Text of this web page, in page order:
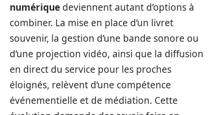
numérique deviennent autant d’options à
combiner. La mise en place d’un livret
souvenir, la gestion d’une bande sonore ou
d’une projection vidéo, ainsi que la diffusion
en direct du service pour les proches
éloignés, relèvent d’une compétence
événementielle et de médiation. Cette